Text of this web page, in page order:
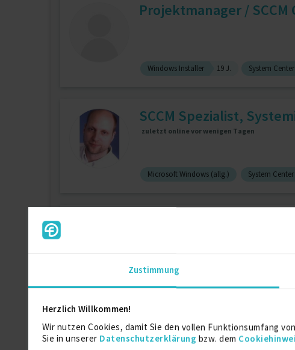
Zustimmung
Herzlich Willkommen!
Wir nutzen Cookies, damit Sie den vollen Funktionsumfang
Sie in unserer Datenschutzerklärung bzw. dem
Projektmanager /
Windows Installer 19 J. System
SCCM Spezialist,
zuletzt online vor wenigen Tagen
Microsoft Windows (allg.) System
SCCM / MECM Architect